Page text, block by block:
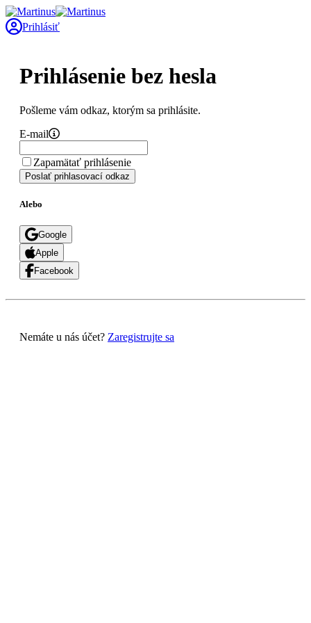
Prihlásiť
Prihlásenie bez hesla
Pošleme vám odkaz, ktorým sa prihlásite.
E-mail
Zapamätať prihlásenie
Poslať prihlasovací odkaz
Alebo
Google
Apple
Facebook
Nemáte u nás účet? Zaregistrujte sa